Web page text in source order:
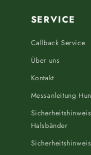
SERVICE
Callback Service
Über uns
Kontakt
Messanleitung
Halsbänder